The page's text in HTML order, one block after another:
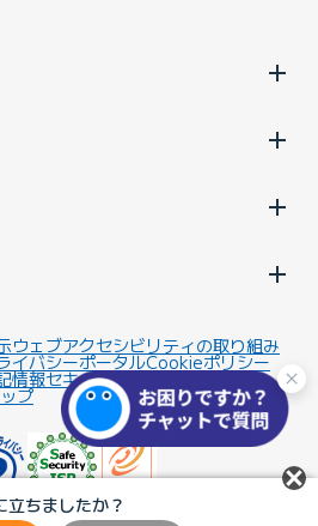
立ちましたか？
ウェブアクセシビリティの取り組み
イバシーポータルCookieポリシー
情報セキュリティ基本方針
プ